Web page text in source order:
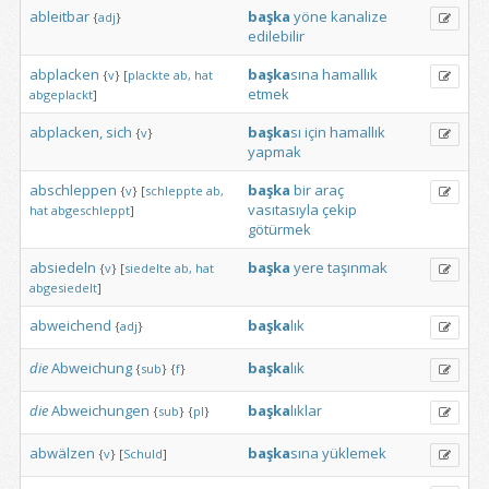
ableitbar {adj} başka yöne kanalize
edilebilir
abplacken {v} [plackte ab, hat
abgeplackt]
başkasına hamallık
etmek
abplacken, sich {v} başkası için hamallık
yapmak
abschleppen {v} [schleppte ab,
hat abgeschleppt]
başka bir araç
vasıtasıyla çekip
götürmek
absiedeln {v} [siedelte ab, hat
abgesiedelt]
başka yere taşınmak
abweichend {adj} başkalık
dieAbweichung {sub} {f} başkalık
dieAbweichungen {sub} {pl} başkalıklar
abwälzen {v} [Schuld] başkasına yüklemek